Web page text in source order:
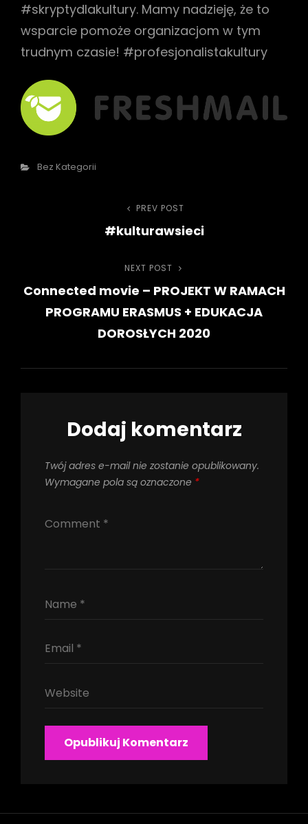
#skryptydlakultury. Mamy nadzieję, że to
wsparcie pomoże organizacjom w tym
trudnym czasie! #profesjonalistakultury
Categories
Bez Kategorii
Nawigacja
Previous
Post
PREV POST
#kulturawsieci
Next
Post
NEXT POST
Connected movie – PROJEKT W RAMACH
PROGRAMU ERASMUS + EDUKACJA
DOROSŁYCH 2020
Dodaj komentarz
Twój adres e-mail nie zostanie opublikowany.
Wymagane pola są oznaczone *